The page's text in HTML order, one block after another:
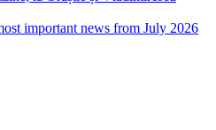
important news from July 2026